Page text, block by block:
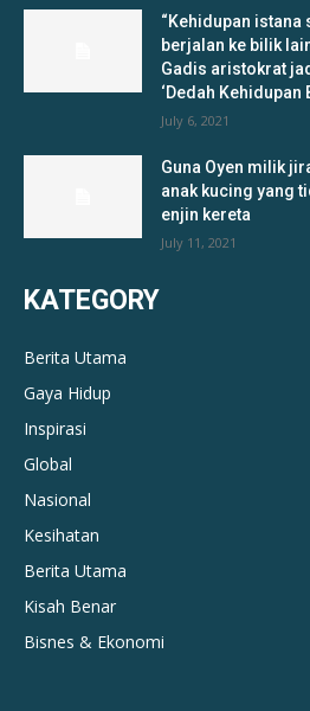
“Kehidupan istana
berjalan ke bilik
Gadis aristokrat
‘Dedah Kehidupan
July 6, 2021
Guna Oyen milik
anak kucing yang
enjin kereta
July 11, 2021
KATEGORY
Berita Utama
Gaya Hidup
Inspirasi
Global
Nasional
Kesihatan
Berita Utama
Kisah Benar
Bisnes & Ekonomi